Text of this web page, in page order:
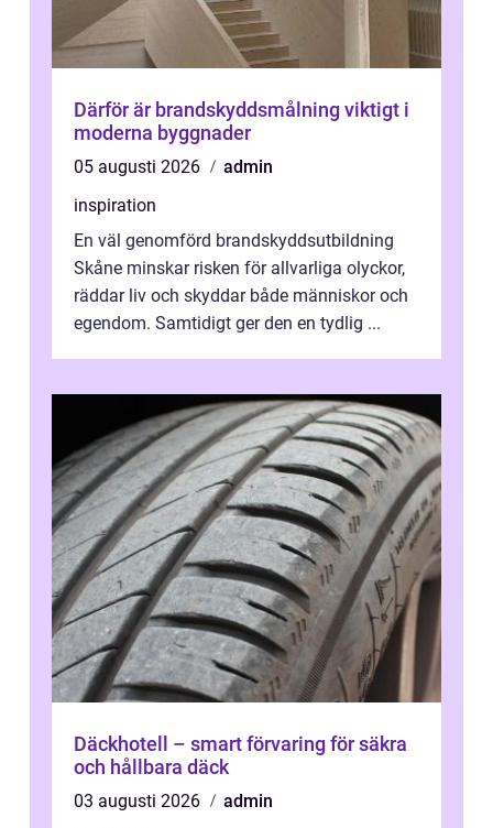
Därför är brandskyddsmålning viktigt i
moderna byggnader
05 augusti 2026
admin
inspiration
En väl genomförd brandskyddsutbildning
Skåne minskar risken för allvarliga olyckor,
räddar liv och skyddar både människor och
egendom. Samtidigt ger den en tydlig ...
Däckhotell – smart förvaring för säkra
och hållbara däck
03 augusti 2026
admin